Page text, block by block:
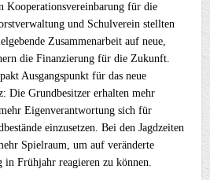
Kooperationsvereinbarung für die
und Schulverein stellten
Zusammenarbeit auf neue,
die Finanzierung für die Zukunft.
Ausgangspunkt für das neue
Die Grundbesitzer erhalten mehr
Eigenverantwortung sich für
einzusetzen. Bei den Jagdzeiten
Spielraum, um auf veränderte
in Frühjahr reagieren zu können.